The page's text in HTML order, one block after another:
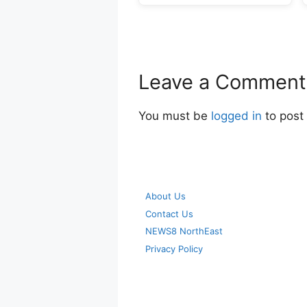
Leave a Comment
You must be logged in to post
About Us
Contact Us
NEWS8 NorthEast
Privacy Policy